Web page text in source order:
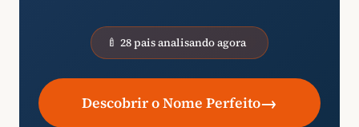
🍼 28 pais analisando agora
Descobrir o Nome Perfeito→